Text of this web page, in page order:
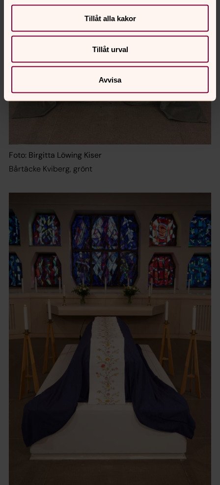
Tillåt alla kakor
Tillåt urval
Avvisa
Foto: Birgitta Löwing Kiser
Bårtäcke Kviberg, grönt